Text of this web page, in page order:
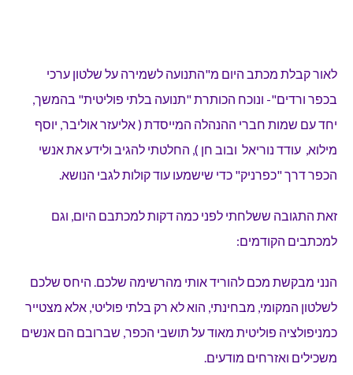
לאור קבלת מכתב היום מ"התנועה לשמירה על שלטון ערכי
בכפר ורדים"- ונוכח הכותרת "תנועה בלתי פוליטית" בהמשך,
יחד עם שמות חברי ההנהלה המייסדת ( אליעזר אוליבר, יוסף
מילוא, עודד נוריאל ובוב חן ), החלטתי להגיב ולידע את אנשי
הכפר דרך "כפרניק" כדי שישמעו עוד קולות לגבי הנושא.
זאת התגובה ששלחתי לפני כמה דקות למכתבם היום, וגם
למכתבים הקודמים:
הנני מבקשת מכם להוריד אותי מהרשימה שלכם. היחס שלכם
לשלטון המקומי, מבחינתי, הוא לא רק בלתי פוליטי, אלא מצטייר
כמניפולציה פוליטית מאוד על תושבי הכפר, שברובם הם אנשים
משכילים ואזרחים מודעים.